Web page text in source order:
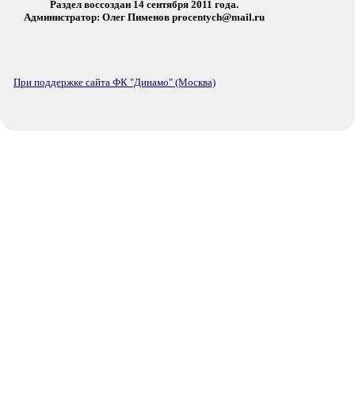
Раздел воссоздан 14 сентября 2011 года.
Администратор: Олег Пименов procentych@mail.ru
При поддержке сайта ФК "Динамо" (Москва)